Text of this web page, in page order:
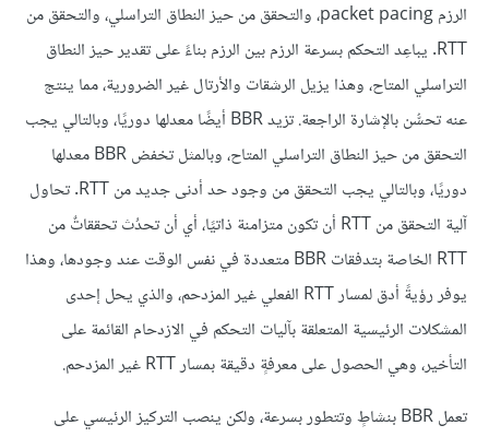
الرزم packet pacing، والتحقق من حيز النطاق التراسلي، والتحقق من
RTT. يباعِد التحكم بسرعة الرزم بين الرزم بناءً على تقدير حيز النطاق
التراسلي المتاح، وهذا يزيل الرشقات والأرتال غير الضرورية، مما ينتج
عنه تحسُّن بالإشارة الراجعة. تزيد BBR أيضًا معدلها دوريًا، وبالتالي يجب
التحقق من حيز النطاق التراسلي المتاح، وبالمثل تخفض BBR معدلها
دوريًا، وبالتالي يجب التحقق من وجود حد أدنى جديد من RTT. تحاول
آلية التحقق من RTT أن تكون متزامنة ذاتيًا، أي أن تحدُث تحققاتٌ من
RTT الخاصة بتدفقات BBR متعددة في نفس الوقت عند وجودها، وهذا
يوفر رؤيةً أدق لمسار RTT الفعلي غير المزدحم، والذي يحل إحدى
المشكلات الرئيسية المتعلقة بآليات التحكم في الازدحام القائمة على
التأخير، وهي الحصول على معرفةٍ دقيقة بمسار RTT غير المزدحم.
تعمل BBR بنشاطٍ وتتطور بسرعة، ولكن ينصب التركيز الرئيسي على